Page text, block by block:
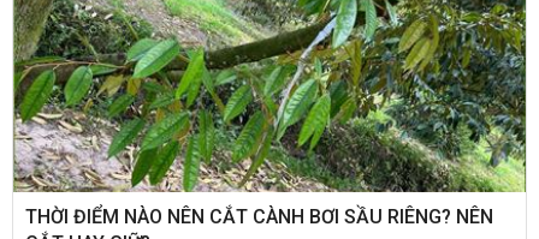
THỜI ĐIỂM NÀO NÊN CẮT CÀNH BƠI SẦU RIÊNG? NÊN